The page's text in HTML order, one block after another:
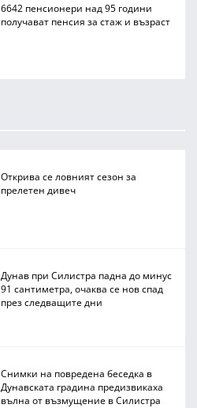
6642 пенсионери над 95 години
получават пенсия за стаж и възраст
Открива се ловният сезон за
прелетен дивеч
Дунав при Силистра падна до минус
91 сантиметра, очаква се нов спад
през следващите дни
Снимки на повредена беседка в
Дунавската градина предизвикаха
вълна от възмущение в Силистра